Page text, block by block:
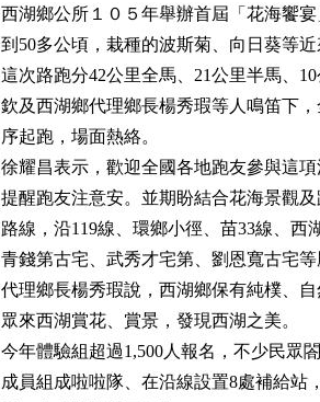
西湖鄉公所１０５年舉辦首屆「花海饗
到50多公頃，栽種的波斯菊、向日葵等
這次路跑分42公里全馬、21公里半馬、
欽及西湖鄉代理鄉長楊秀瑕等人鳴笛下
序起跑，場面熱絡。
徐耀昌表示，歡迎全國各地跑友參與這
提醒跑友注意安。並期盼結合花海景觀
路線，沿119線、環鄉小徑、苗33線、
青錢第古宅、武秀才宅第、劉恩寬古宅等
代理鄉長楊秀瑕說，西湖鄉保有純樸、
眾來西湖賞花、賞景，發現西湖之美。
今年體驗組超過1,500人報名，不少民眾
成員組成啦啦隊、在沿線設置8處補給